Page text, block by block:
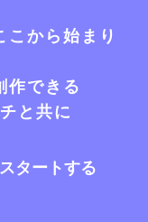
から始まり
作できる
と共に
タートする